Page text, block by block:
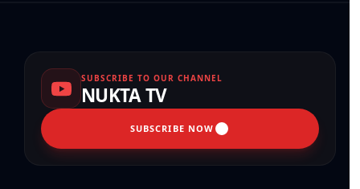
SUBSCRIBE TO OUR CHANNEL
NUKTA TV
SUBSCRIBE NOW